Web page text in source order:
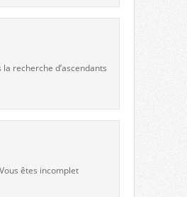
recherche d’ascendants
êtes incomplet